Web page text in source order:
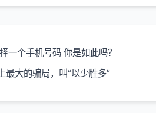
一个手机号码 你是如此吗？
最大的骗局，叫“以少胜多”